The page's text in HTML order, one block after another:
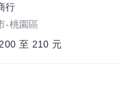
行
-桃園區
至 210 元